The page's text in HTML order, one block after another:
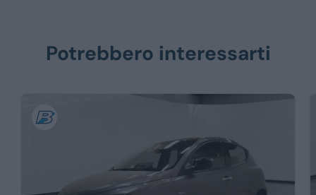
Potrebbero interessarti